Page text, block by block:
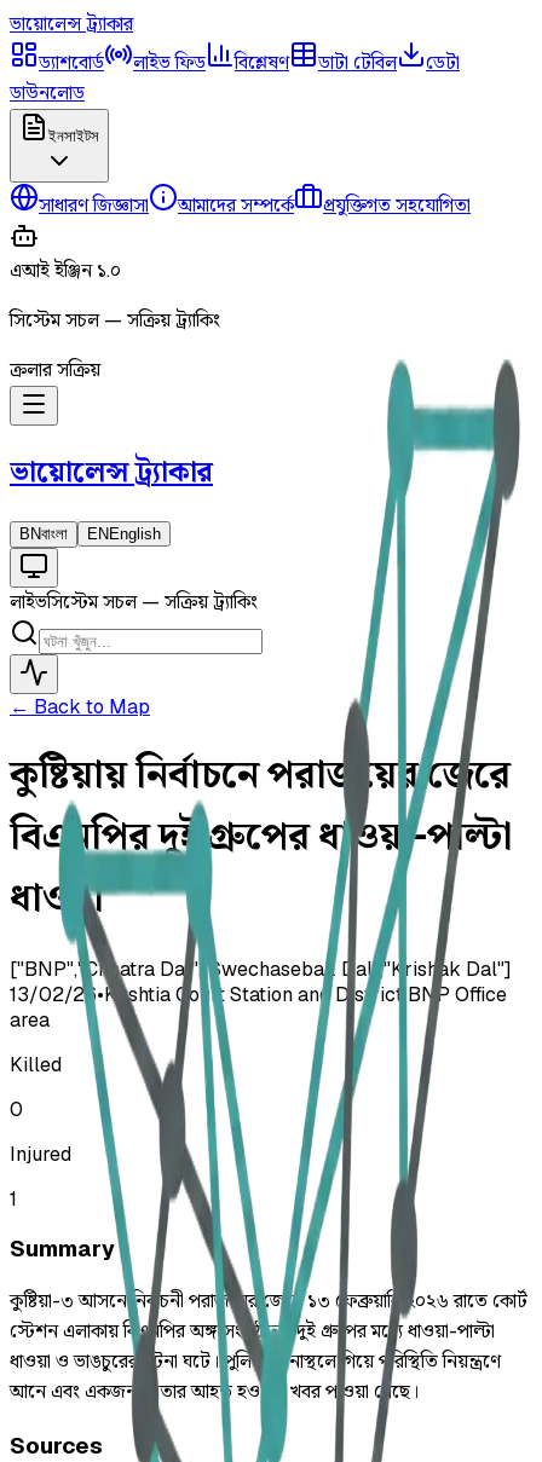
ভায়োলেন্সট্র্যাকার
ড্যাশবোর্ড
লাইভ ফিড বিশ্লেষণ ডাটা টেবিল
ডেটা
ডাউনলোড
ইনসাইটস
সাধারণ জিজ্ঞাসা আমাদের সম্পর্কে প্রযুক্তিগত সহযোগিতা
এআই ইঞ্জিন ১.০
সিস্টেম সচল — সক্রিয় ট্র্যাকিং
ক্রলার সক্রিয়
ভায়োলেন্সট্র্যাকার
BNবাংলা EN English
লাইভসিস্টেম সচল — সক্রিয় ট্র্যাকিং
← Back to Map
কুষ্টিয়ায় নির্বাচনে পরাজয়ের জেরে
বিএনপির দুই গ্রুপের ধাওয়া-পাল্টা
ধাওয়া
["BNP","Chhatra Dal","Swechasebak Dal","Krishak Dal"]
13/02/26•Kushtia Court Station and District BNP Office
area
Killed
0
Injured
1
Summary
কুষ্টিয়া-৩ আসনে নির্বাচনী পরাজয়ের জেরে ১৩ ফেব্রুয়ারি ২০২৬ রাতে কোর্ট
স্টেশন এলাকায় বিএনপির অঙ্গ সংগঠনের দুই গ্রুপের মধ্যে ধাওয়া-পাল্টা
ধাওয়া ও ভাঙচুরের ঘটনা ঘটে। পুলিশ ঘটনাস্থলে গিয়ে পরিস্থিতি নিয়ন্ত্রণে
আনে এবং একজন নেতার আহত হওয়ার খবর পাওয়া গেছে।
Sources